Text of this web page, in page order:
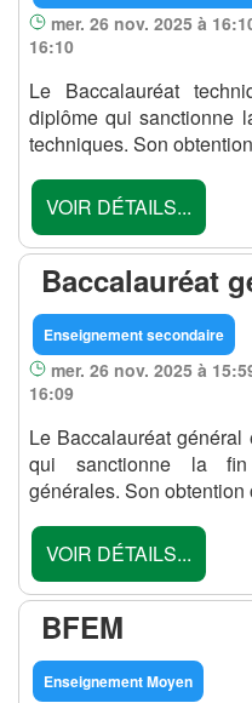
mer. 26 nov. 2025 à
16:10
Le Baccalauréat
diplôme qui sanctionne
techniques. Son
VOIR DÉTAILS...
Baccalauréat
Enseignement secondaire
mer. 26 nov. 2025 à
16:09
Le Baccalauréat
qui sanctionne la fin
générales. Son
VOIR DÉTAILS...
BFEM
Enseignement Moyen